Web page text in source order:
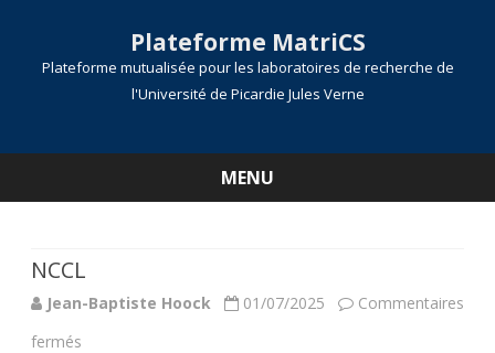
Plateforme MatriCS
Plateforme mutualisée pour les laboratoires de recherche de
l'Université de Picardie Jules Verne
MENU
NCCL
Jean-Baptiste Hoock 01/07/2025
Commentaires
fermés